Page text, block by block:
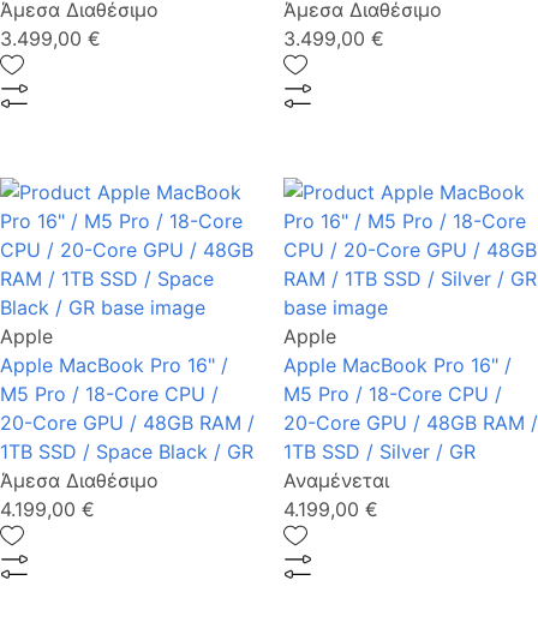
Άμεσα Διαθέσιμο
3.499,00 €
Άμεσα Διαθέσιμο
3.499,00 €
Apple
Apple MacBook Pro 16" /
M5 Pro / 18-Core CPU /
20-Core GPU / 48GB RAM /
1TB SSD / Space Black / GR
Άμεσα Διαθέσιμο
4.199,00 €
Apple
Apple MacBook Pro 16" /
M5 Pro / 18-Core CPU /
20-Core GPU / 48GB RAM /
1TB SSD / Silver / GR
Αναμένεται
4.199,00 €